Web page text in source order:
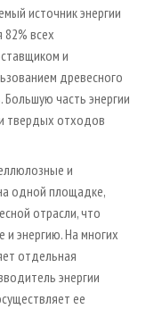
источник энергии
всех
и
древесного
часть энергии
твердых отходов
и
одной площадке,
отрасли, что
энергию. На многих
отдельная
энергии
ее